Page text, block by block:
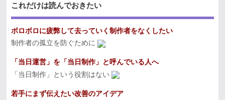
これだけは読んでおきたい
ボロボロに疲弊して去っていく制作者をなくしたい
制作者の孤立を防ぐために
「当日運営」を「当日制作」と呼んでいる人へ
「当日制作」という役割はない
若手にまず伝えたい改善のアイデア